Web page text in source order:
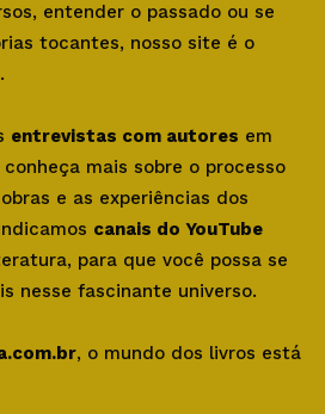
entender o passado ou se
tocantes, nosso site é o
entrevistas com autores em
mais sobre o processo
e as experiências dos
canais do YouTube
para que você possa se
nesse fascinante universo.
, o mundo dos livros está